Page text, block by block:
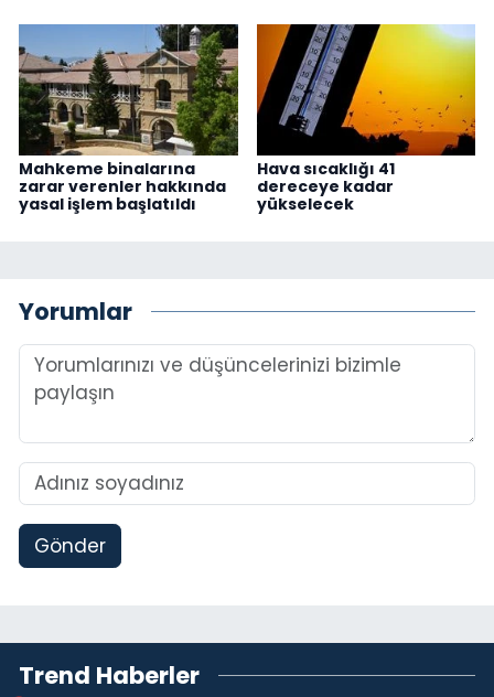
Mahkeme binalarına
zarar verenler hakkında
yasal işlem başlatıldı
Hava sıcaklığı 41
dereceye kadar
yükselecek
Yorumlar
Gönder
Trend Haberler